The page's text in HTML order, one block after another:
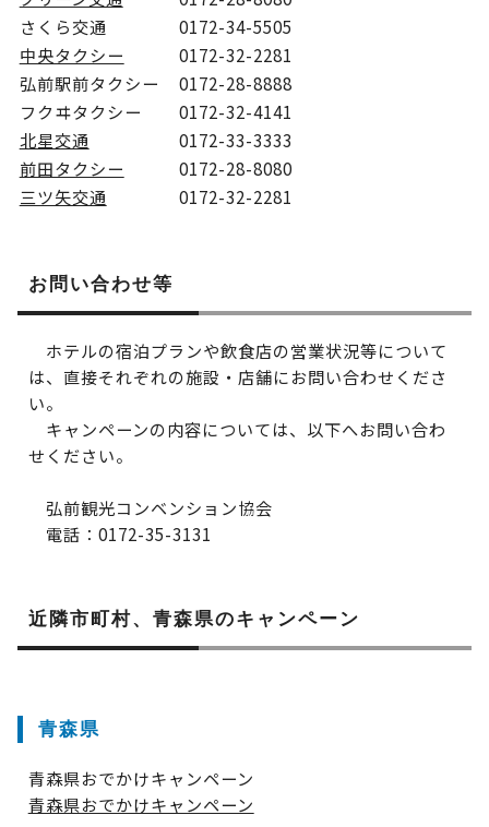
さくら交通
0172-34-5505
中央タクシー
0172-32-2281
弘前駅前タクシー
0172-28-8888
フクヰタクシー
0172-32-4141
北星交通
0172-33-3333
前田タクシー
0172-28-8080
三ツ矢交通
0172-32-2281
お問い合わせ等
ホテルの宿泊プランや飲食店の営業状況等について
は、直接それぞれの施設・店舗にお問い合わせくださ
い。
キャンペーンの内容については、以下へお問い合わ
せください。
弘前観光コンベンション協会
電話：0172-35-3131
近隣市町村、青森県のキャンペーン
青森県
青森県おでかけキャンペーン
青森県おでかけキャンペーン